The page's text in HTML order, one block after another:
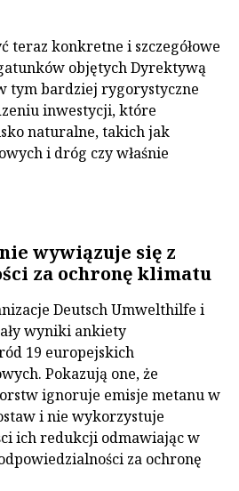
teraz konkretne i szczegółowe
objętych Dyrektywą
tym bardziej rygorystyczne
inwestycji, które
naturalne, takich jak
i dróg czy właśnie
wywiązuje się z
za ochronę klimatu
Deutsch Umwelthilfe i
wyniki ankiety
19 europejskich
Pokazują one, że
ignoruje emisje metanu w
i nie wykorzystuje
ich redukcji odmawiając w
za ochronę